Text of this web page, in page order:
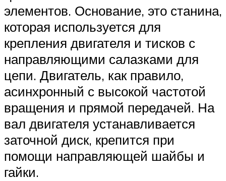
элементов. Основание, это станина,
которая используется для
крепления двигателя и тисков с
направляющими салазками для
цепи. Двигатель, как правило,
асинхронный с высокой частотой
вращения и прямой передачей. На
вал двигателя устанавливается
заточной диск, крепится при
помощи направляющей шайбы и
гайки.